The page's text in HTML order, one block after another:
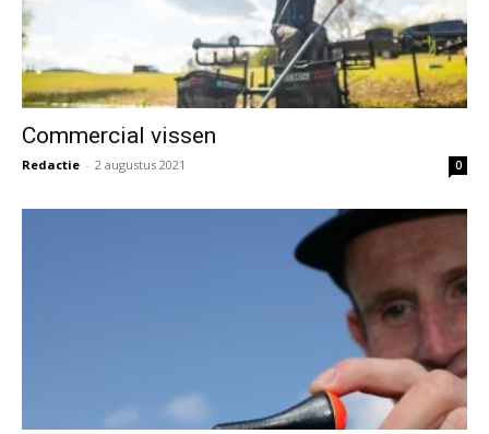
Commercial vissen
Redactie - 2 augustus 2021 0